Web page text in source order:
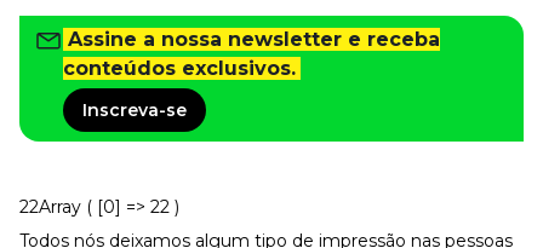
Todos os Cursos
Explore o nosso acervo
Departamento Pessoal
Para simplificar os processos
Gestão de Empresas e Negócios
Gestão de Pessoas e Liderança
Capacitação com especialistas
Assine a nossa newsletter e receba
conteúdos exclusivos.
Inscreva-se
22Array ( [0] => 22 )
Todos nós deixamos algum tipo de impressão nas pessoas